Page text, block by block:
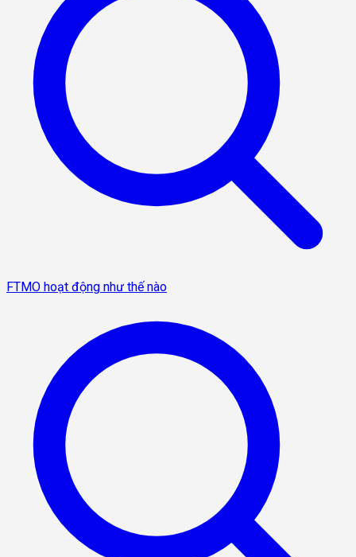
FTMO hoạt động như thế nào